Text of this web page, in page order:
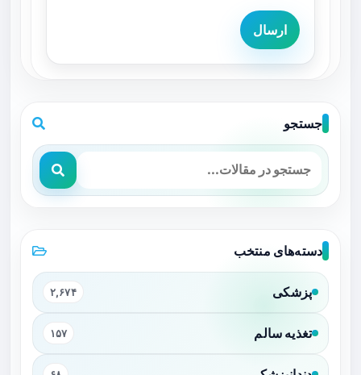
ارسال
جستجو
دسته‌های منتخب
پزشکی ۲,۶۷۴
تغذیه سالم ۱۵۷